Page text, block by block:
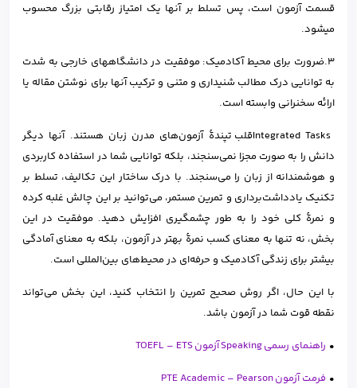
قسمت آزمون است، پس تسلط بر آنها یک امتیاز رقابتی بزرگ محسوب
میشود.
۳.ضرورت برای محیط آکادمیک: موفقیت در دانشگاههای خارجی به شدت
به توانایی درک مطالب شنیداری و متنی و ترکیب آنها برای نوشتن مقاله یا
ارائه سخنرانی وابسته است.
Integrated Tasksقلب تپندهٔ آزمون‌های مدرن زبان هستند. آنها دیگر
دانش را به صورت مجزا نمی‌سنجند، بلکه توانایی شما در استفاده کاربردی
و هوشمندانه از زبان را می‌سنجند. با درک ساختار این تکالیف، تسلط بر
تکنیک یادداشت‌برداری و تمرین مستمر، می‌توانید بر این چالش غلبه کرده
و نمرهٔ کلی خود را به طور چشمگیری افزایش دهید. موفقیت در این
بخش، نه تنها به معنای کسب نمرهٔ بهتر در آزمون، بلکه به معنای آمادگی
بیشتر برای زندگی آکادمیک و حرفه‌ای در محیط‌های بین‌المللی است.
با این حال، اگر روش صحیح تمرین را انتخاب کنید، این بخش می‌تواند
نقطه قوت شما در آزمون باشد.
• راهنمای رسمی Speaking آزمون TOEFL – ETS
• فرمت آزمون PTE Academic – Pearson